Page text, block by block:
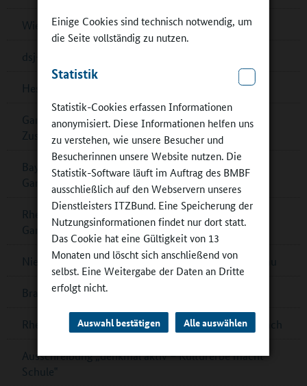
Einige Cookies sind technisch notwendig, um
die Seite vollständig zu nutzen.
Statistik
Statistik-Cookies erfassen Informationen
anonymisiert. Diese Informationen helfen uns
zu verstehen, wie unsere Besucher und
Besucherinnen unsere Website nutzen. Die
Statistik-Software läuft im Auftrag des BMBF
ausschließlich auf den Webservern unseres
Dienstleisters ITZBund. Eine Speicherung der
Nutzungsinformationen findet nur dort statt.
Das Cookie hat eine Gültigkeit von 13
Monaten und löscht sich anschließend von
selbst. Eine Weitergabe der Daten an Dritte
erfolgt nicht.
Auswahl bestätigen Alle auswählen
Wiener „Wasserschulen“
dsj-Bewegungskampagne MOVE wird fortgesetzt
Hessen: Musikalische Bildung in Ober-Ramstadt
Ganztagskongress zu multiprofessioneller
Zusammenarbeit in Berlin
Bayern: Pädagogische Fachkräfte für
Ganztagsbetreuung
Rheinland-Pfalz: Musikalisches Zusammenspiel im
Ganztag
Niedersachsen: Förderrichtlinie zum Ganztagsausbau
Brandenburg: Multifunktionsgebäude für Zeuthen
Rheinland-Pfalz: G8-Ganztagsgymnasium in Dernbach
Ausschreibung „denkmal aktiv – Kulturerbe macht
Schule‟